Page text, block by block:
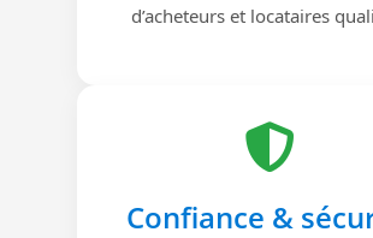
d’acheteurs et locataires
Confiance &